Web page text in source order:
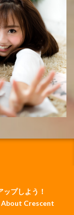
ップしよう！
About Crescent